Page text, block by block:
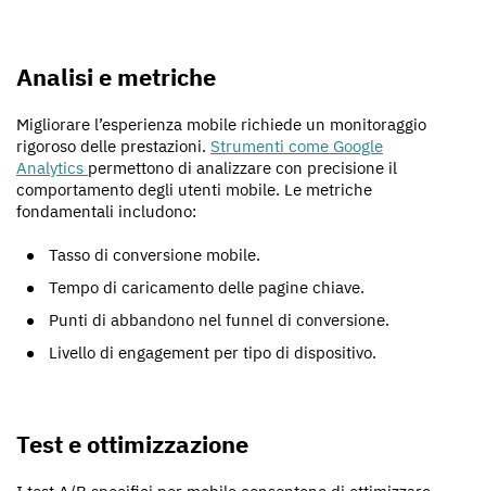
Analisi e metriche
Migliorare l’esperienza mobile richiede un monitoraggio
rigoroso delle prestazioni. Strumenti come Google
Analytics permettono di analizzare con precisione il
comportamento degli utenti mobile. Le metriche
fondamentali includono:
Tasso di conversione mobile.
Tempo di caricamento delle pagine chiave.
Punti di abbandono nel funnel di conversione.
Livello di engagement per tipo di dispositivo.
Test e ottimizzazione